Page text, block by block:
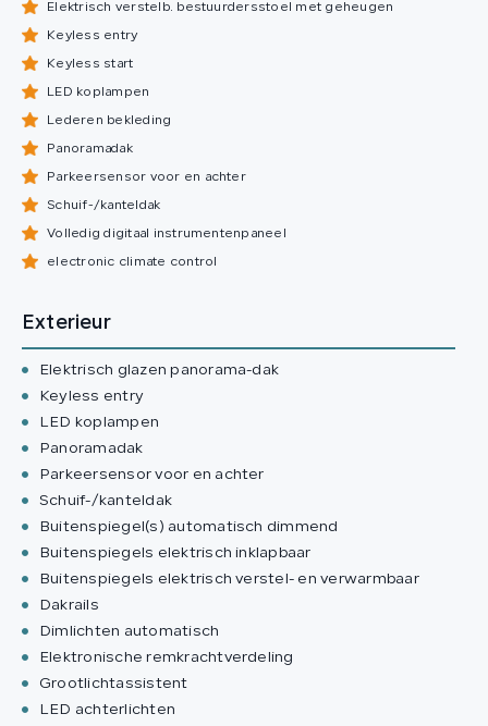
Elektrisch verstelb. bestuurdersstoel met geheugen
Keyless entry
Keyless start
LED koplampen
Lederen bekleding
Panoramadak
Parkeersensor voor en achter
Schuif-/kanteldak
Volledig digitaal instrumentenpaneel
electronic climate control
Exterieur
Elektrisch glazen panorama-dak
Keyless entry
LED koplampen
Panoramadak
Parkeersensor voor en achter
Schuif-/kanteldak
Buitenspiegel(s) automatisch dimmend
Buitenspiegels elektrisch inklapbaar
Buitenspiegels elektrisch verstel- en verwarmbaar
Dakrails
Dimlichten automatisch
Elektronische remkrachtverdeling
Grootlichtassistent
LED achterlichten